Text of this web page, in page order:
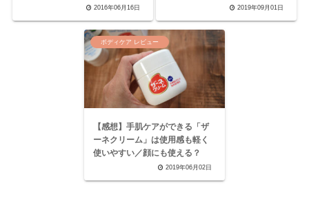
2016年06月16日 2019年09月01日
ボディケア レビュー
【感想】手肌ケアができる「ザ
ーネクリーム」は使用感も軽く
使いやすい／顔にも使える？
2019年06月02日